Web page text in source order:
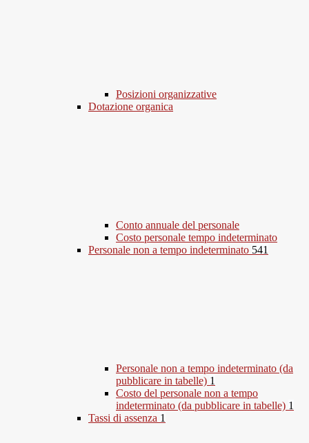
Posizioni organizzative
Dotazione organica
Conto annuale del personale
Costo personale tempo indeterminato
Personale non a tempo indeterminato 541
Personale non a tempo indeterminato (da
pubblicare in tabelle) 1
Costo del personale non a tempo
indeterminato (da pubblicare in tabelle) 1
Tassi di assenza 1